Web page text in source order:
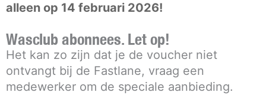
alleen op 14 februari 2026!
Wasclub abonnees. Let op!
Het kan zo zijn dat je de voucher niet
ontvangt bij de Fastlane, vraag een
medewerker om de speciale aanbieding.